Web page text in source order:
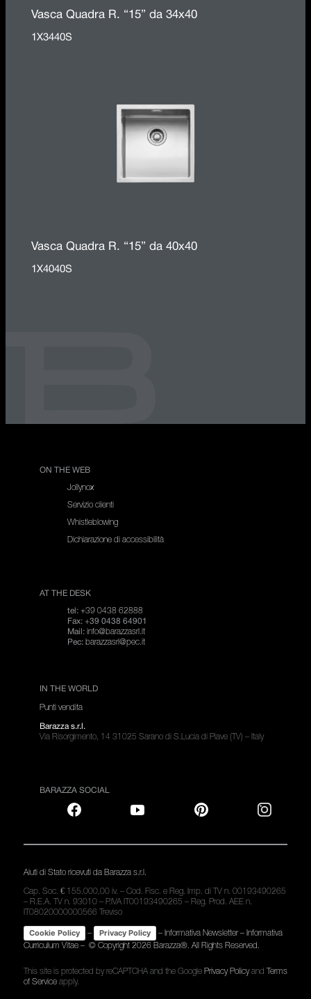
Vasca Quadra R. “15” da 34x40
1X3440S
Vasca Quadra R. “15” da 40x40
1X4040S
ON THE WEB
Jollynox
Servizio clienti
Whistleblowing
Dichiarazione di accessibilità
AT THE DESK
tel: +39 0438 62888
Fax: +39 0438 64901
Mail: info@barazzasrl.it
Pec: barazzasrl@pec.it
IN THE WORLD
Punti vendita
Barazza s.r.l.
Via Risorgimento, 14 31025 Sarano di S.Lucia di Piave (TV) – Italy
BARAZZA SOCIAL
Aiuti di Stato ricevuti da Barazza s.r.l.
Cap. Soc. € 155.000,00 iv. – Cod. Fisc. e Reg. Imp. di TV n. 00193490265
– R.E.A. TV n. 93010 – P.IVA IT00193490265 – Reg. Prod. AEE n.
IT08020000000566 Treviso
Cookie Policy – Privacy Policy – Informativa Newsletter– Informativa
Curriculum Vitae – © Copyright 2026 Barazza®. All Rights Reserved.
This site is protected by reCAPTCHA and the Google Privacy Policyand Terms
of Service apply.